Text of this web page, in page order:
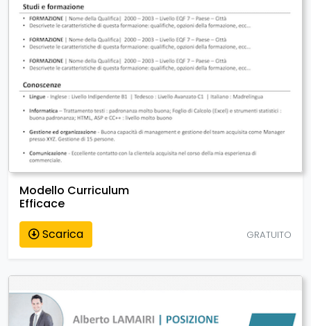
Modello Curriculum
Efficace
Scarica
GRATUITO